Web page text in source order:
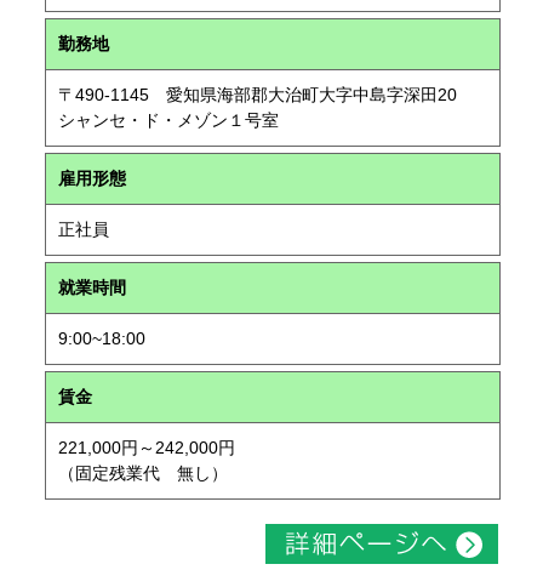
勤務地
〒490-1145 愛知県海部郡大治町大字中島字深田20
シャンセ・ド・メゾン１号室
雇用形態
正社員
就業時間
9:00~18:00
賃金
221,000円～242,000円
（固定残業代 無し）